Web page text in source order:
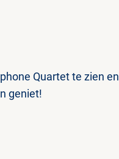
Quartet te zien en
geniet!